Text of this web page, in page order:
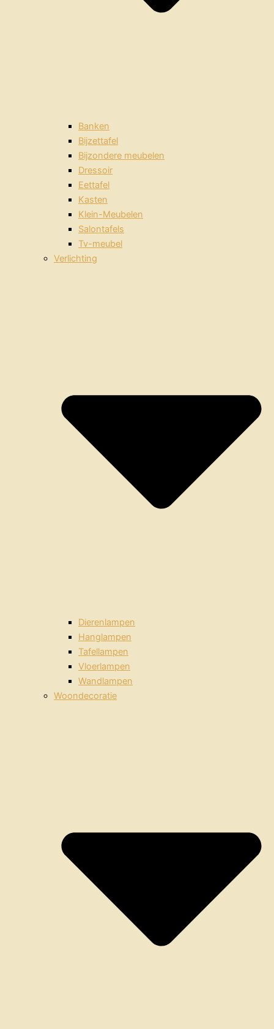
Banken
Bijzettafel
Bijzondere meubelen
Dressoir
Eettafel
Kasten
Klein-Meubelen
Salontafels
Tv-meubel
Verlichting
Dierenlampen
Hanglampen
Tafellampen
Vloerlampen
Wandlampen
Woondecoratie